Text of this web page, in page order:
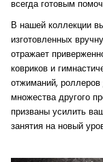
всегда готовым
В нашей коллекции
изготовленных
отражает
ковриков и
отжиманий,
множества другого
призваны усилить
занятия на новый